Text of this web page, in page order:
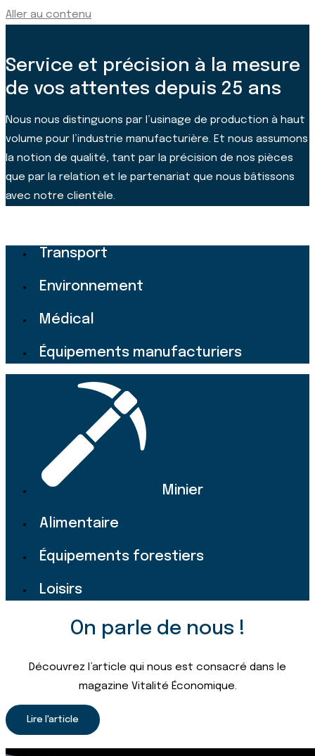
Aller au contenu
Service et précision à la mesure
de vos attentes depuis 25 ans
Nous nous distinguons par l’usinage de production à haut
volume pour l’industrie manufacturière. Et nous assumons
la notion de qualité, tant par la précision de nos pièces
que par la relation et le partenariat que nous bâtissons
avec notre clientèle.
Transport
Environnement
Médical
Équipements manufacturiers
Minier
Alimentaire
Équipements forestiers
Loisirs
On parle de nous !
Découvrez l’article qui nous est consacré dans le
magazine Vitalité Économique.
Lire l'article